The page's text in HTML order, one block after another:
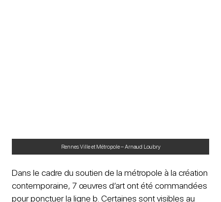
Rennes Ville et Métropole – Arnaud Loubry
Dans le cadre du soutien de la métropole à la création
contemporaine, 7 œuvres d’art ont été commandées
pour ponctuer la ligne b. Certaines sont visibles au